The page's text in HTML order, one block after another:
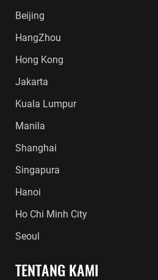
Beijing
HangZhou
Hong Kong
Jakarta
Kuala Lumpur
Manila
Shanghai
Singapura
Hanoi
Ho Chi Minh City
Seoul
TENTANG KAMI